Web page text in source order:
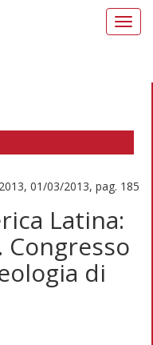
01/03/2013, pag. 185
Latina:
di